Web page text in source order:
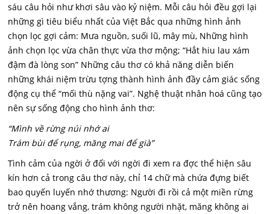
sáu câu hỏi như khơi sâu vào kỷ niệm. Mỗi câu hỏi đều gợi lại
những gì tiêu biểu nhất của Việt Bắc qua những hình ảnh
chọn lọc gợi cảm: Mưa nguồn, suối lũ, mây mù, Những hình
ảnh chọn lọc vừa chân thực vừa thơ mộng; “Hắt hiu lau xám
đậm đà lòng son” Những câu thơ có khả năng diễn biến
những khái niệm trừu tợng thành hình ảnh đầy cảm giác sống
động cụ thể “mối thù nặng vai”. Nghệ thuật nhân hoá cũng tạo
nên sự sống động cho hình ảnh thơ:
“Mình về rừng núi nhớ ai
Trám bùi để rụng, măng mai để già”
Tình cảm của ngời ở đối với ngời đi xem ra đợc thể hiện sâu
kín hơn cả trong câu thơ này, chỉ 14 chữ mà chứa đựng biết
bao quyến luyến nhớ thương: Người đi rồi cả một miền rừng
trở nên hoang vắng, trám không người nhặt, măng không ai